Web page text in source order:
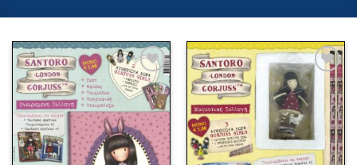
Πρόσθήκη
στην λίστα
επιθυμιών
Πρόσθήκη
στην λίστα
επιθυμιών